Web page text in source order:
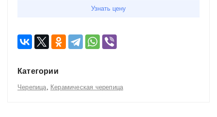
Узнать цену
Категории
Черепица Керамическая черепица